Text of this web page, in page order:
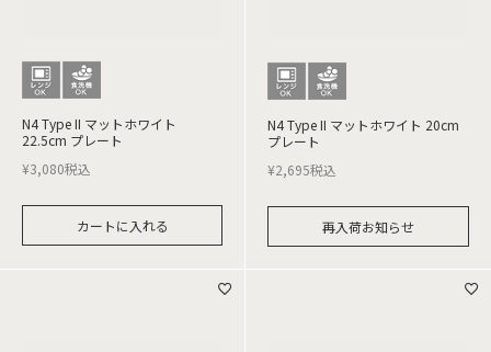
N4 Type II マットホワイト
22.5cm プレート
¥3,080税込
カートに入れる
N4 Type II マットホワイト 20cm
プレート
¥2,695税込
再入荷お知らせ